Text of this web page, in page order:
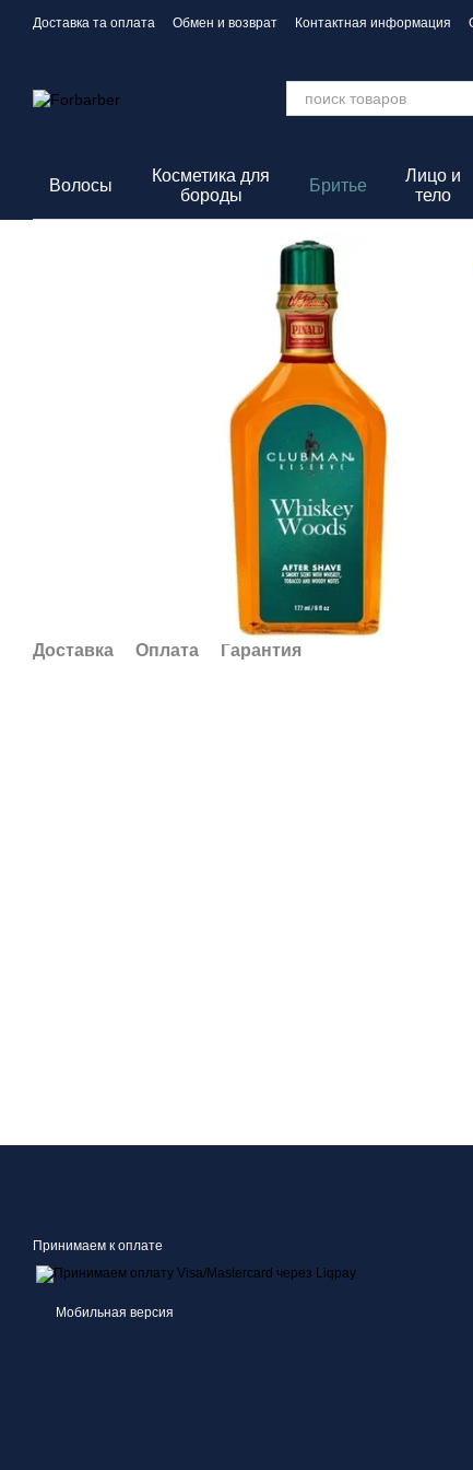
Перейти к основному контенту
Доставка та оплата Обмен и возврат Контактная информация
Волосы
Косметика для
бороды
Бритье
Лицо и
тело
Доставка Оплата Гарантия
Принимаем к оплате
Мобильная версия